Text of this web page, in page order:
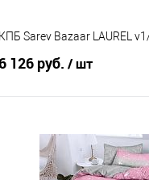
КПБ Sarev Bazaar LAUREL
126 руб. / шт
Купить в 1 клик